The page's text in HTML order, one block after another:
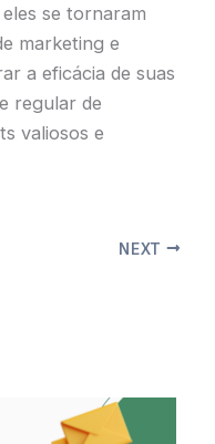
se tornaram
marketing e
a eficácia de suas
regular de
valiosos e
NEXT